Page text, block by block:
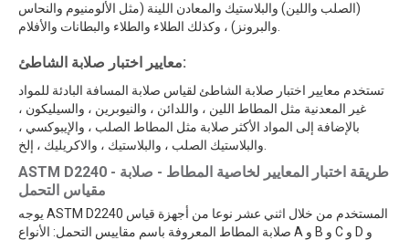
(الصلب واللين) والبلاستيك والمعادن اللينة (مثل الألومنيوم والنحاس
معايير اختبار صلابة الشاطئ:
تستخدم معايير اختبار صلابة الشاطئ لقياس صلابة المسافة البادئة للمواد
غير المعدنية مثل المطاط اللين ، واللدائن ، والنيوبرين ، والسيليكون ،
بالإضافة إلى المواد الأكثر صلابة مثل المطاط الصلب ، والإيبوكسي ،
ASTM D2240 - طريقة اختبار المعايير لخاصية المطاط - صلابة
مقياس التحمل
يوجه ASTM D2240 المستخدم من خلال اثني عشر نوعا من أجهزة قياس
صلابة المطاط المعروفة باسم مقاييس التحمل: الأنواع A و B و C و D و